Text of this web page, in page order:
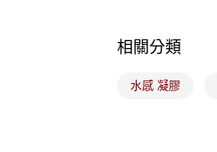
相關分類
水感 凝膠